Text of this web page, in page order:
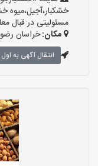
مسئولیتی در قبال
مکان:خراسان
انتقال آگهی به